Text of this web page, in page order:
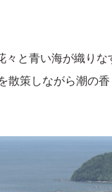
と青い海が織り
策しながら潮の